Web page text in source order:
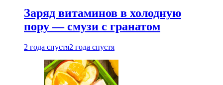
Заряд витаминов в холодную
пору — смузи с гранатом
2 года спустя2 года спустя